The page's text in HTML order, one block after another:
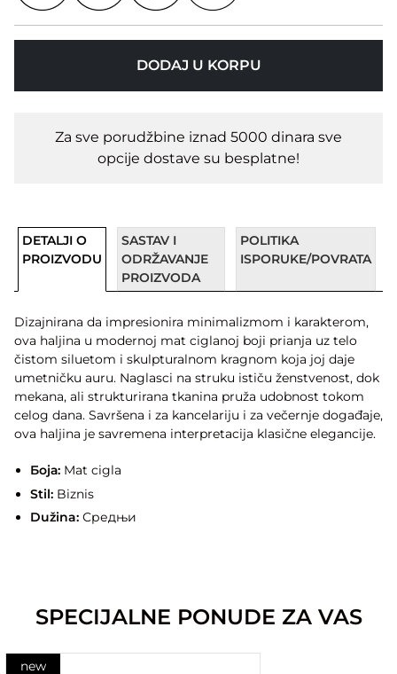
DODAJ U KORPU
Za sve porudžbine iznad 5000 dinara sve
opcije dostave su besplatne!
DETALJI O
PROIZVODU
SASTAV I
ODRŽAVANJE
PROIZVODA
POLITIKA
ISPORUKE/POVRATA
Dizajnirana da impresionira minimalizmom i karakterom,
ova haljina u modernoj mat ciglanoj boji prianja uz telo
čistom siluetom i skulpturalnom kragnom koja joj daje
umetničku auru. Naglasci na struku ističu ženstvenost, dok
mekana, ali strukturirana tkanina pruža udobnost tokom
celog dana. Savršena i za kancelariju i za večernje događaje,
ova haljina je savremena interpretacija klasične elegancije.
Боја:Mat cigla
Stil:Biznis
Dužina:Средњи
SPECIJALNE PONUDE ZA VAS
new